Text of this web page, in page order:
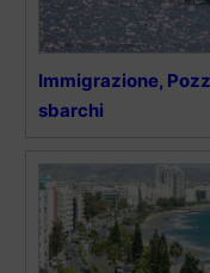
Immigrazione,
sbarchi